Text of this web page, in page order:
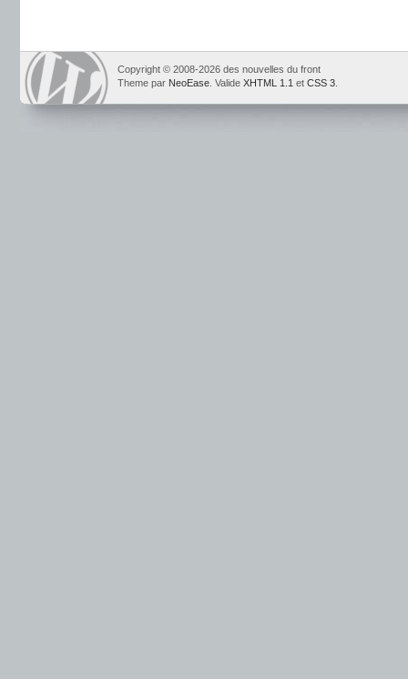
Copyright © 2008-2026 des nouvelles du front
Theme par NeoEase . Valide XHTML 1.1 et CSS 3